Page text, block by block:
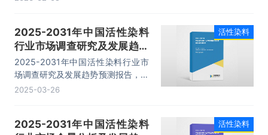
前是纺织业的常用染料之一及染料开
2024年我国活性染料产量约为28.3
万吨。
2025-2031年中国活性染料
行业市场调查研究及发展趋势
预测报告
2025-2031年中国活性染料行业市
场调查研究及发展趋势预测报告，主
要包括行业重点企业竞争力分析、市
容。
2025-03-26
活性染料
2025-2031年中国活性染料
活性染料